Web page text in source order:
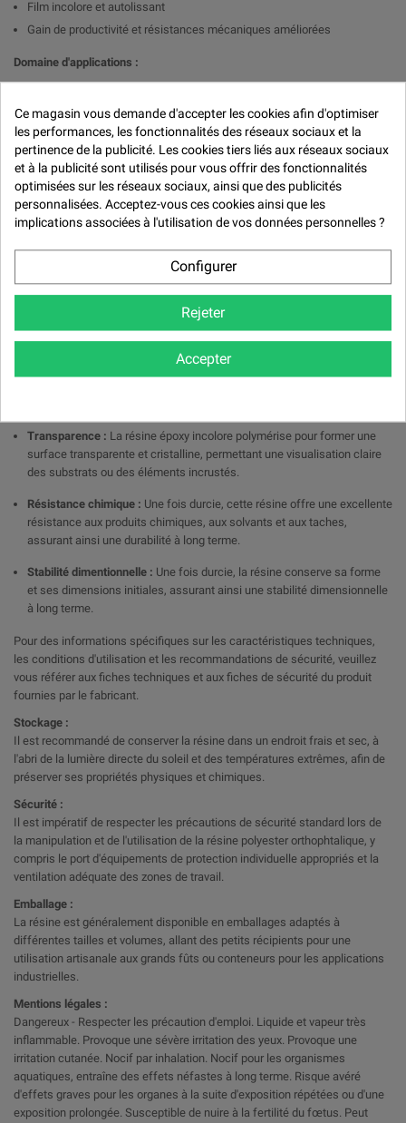
Film incolore et autolissant
Gain de productivité et résistances mécaniques améliorées
Domaine d'applications :
garages, les ateliers, les salles d'exposition et les espaces
commerciaux.
Moulage : Fabrication de pièces moulées transparentes telles que des
bijoux, des objets décoratifs et des pièces d'art.
Revêtements de surfaces : Application sur des surfaces telles que le
bois, le béton, le métal et le plastique pour créer une finition
transparente et protectrice.
Stratification
Caractéristiques générales
La résine époxy incolore présente une bonne
Transparence : La résine époxy incolore polymérise pour former une
surface transparente et cristalline, permettant une visualisation claire
des substrats ou des éléments incrustés.
Résistance chimique : Une fois durcie, cette résine offre une excellente
résistance aux produits chimiques, aux solvants et aux taches,
assurant ainsi une durabilité à long terme.
Stabilité dimentionnelle : Une fois durcie, la résine conserve sa forme
et ses dimensions initiales, assurant ainsi une stabilité dimensionnelle
à long terme.
Pour des informations spécifiques sur les caractéristiques techniques,
les conditions d'utilisation et les recommandations de sécurité, veuillez
vous référer aux fiches techniques et aux fiches de sécurité du produit
fournies par le fabricant.
Stockage :
Il est recommandé de conserver la résine dans un endroit frais et sec, à
l'abri de la lumière directe du soleil et des températures extrêmes, afin de
préserver ses propriétés physiques et chimiques.
Sécurité :
Il est impératif de respecter les précautions de sécurité standard lors de
la manipulation et de l'utilisation de la résine polyester orthophtalique, y
compris le port d'équipements de protection individuelle appropriés et la
ventilation adéquate des zones de travail.
Emballage :
La résine est généralement disponible en emballages adaptés à
différentes tailles et volumes, allant des petits récipients pour une
utilisation artisanale aux grands fûts ou conteneurs pour les applications
industrielles.
Mentions légales :
Dangereux - Respecter les précaution d'emploi. Liquide et vapeur très
inflammable. Provoque une sévère irritation des yeux. Provoque une
irritation cutanée. Nocif par inhalation. Nocif pour les organismes
aquatiques, entraîne des effets néfastes à long terme. Risque avéré
d'effets graves pour les organes à la suite d'exposition répétées ou d'une
exposition prolongée. Susceptible de nuire à la fertilité du fœtus. Peut
Ce magasin vous demande d'accepter les cookies afin d'optimiser
les performances, les fonctionnalités des réseaux sociaux et la
pertinence de la publicité. Les cookies tiers liés aux réseaux sociaux
et à la publicité sont utilisés pour vous offrir des fonctionnalités
optimisées sur les réseaux sociaux, ainsi que des publicités
personnalisées. Acceptez-vous ces cookies ainsi que les
implications associées à l'utilisation de vos données personnelles ?
Configurer
Rejeter
Accepter